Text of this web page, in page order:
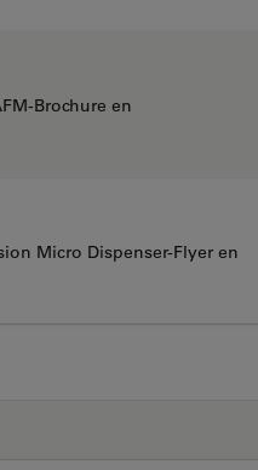
Brochure en
Micro Dispenser-Flyer en